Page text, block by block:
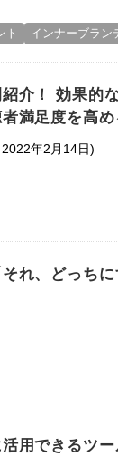
ト インナーブラン
紹介！ 効果的
満足度を高
年2月14日)
れ、どっちに
用できるツ